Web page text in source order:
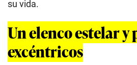
su vida.
Un elenco estelar y
excéntricos